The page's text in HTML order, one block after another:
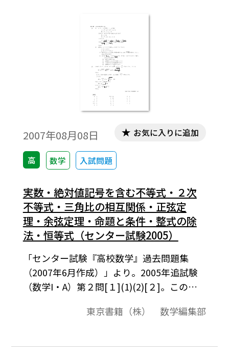
を分類したものです。この問題は，そのなか
の１小問です。データは問題と解答を記載。
授業の後，まとめとしての演習問題などで
ご利用いただけます。
2007年08月08日
高 数学 入試問題
お気に入りに追加
実数・絶対値記号を含む不等式・２次
不等式・三角比の相互関係・正弦定
理・余弦定理・命題と条件・整式の除
法・恒等式（センター試験2005）
「センター試験『高校数学』過去問題集
（2007年6月作成）」より。2005年追試験
（数学I・A）第２問[１](1)(2)[２]。この資
年度用）「数学A」（2008－2013年度用）
の目次に準拠して，2000年から2007年まで
東京書籍（株） 数学編集部